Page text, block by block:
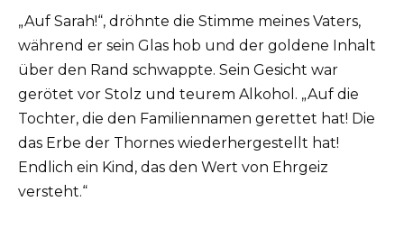
„Auf Sarah!“, dröhnte die Stimme meines Vaters,
während er sein Glas hob und der goldene Inhalt
über den Rand schwappte. Sein Gesicht war
gerötet vor Stolz und teurem Alkohol. „Auf die
Tochter, die den Familiennamen gerettet hat! Die
das Erbe der Thornes wiederhergestellt hat!
Endlich ein Kind, das den Wert von Ehrgeiz
versteht.“